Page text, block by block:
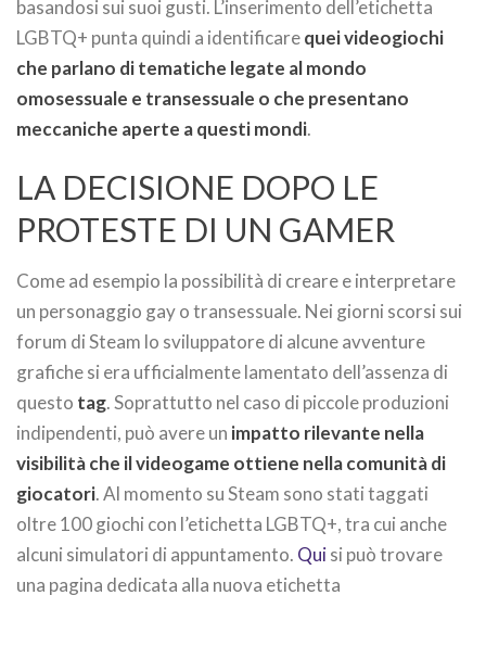
basandosi sui suoi gusti. L’inserimento dell’etichetta
LGBTQ+ punta quindi a identificarequei videogiochi
che parlano di tematiche legate al mondo
omosessuale e transessuale o che presentano
meccaniche aperte a questi mondi.
LA DECISIONE DOPO LE
PROTESTE DI UN GAMER
Come ad esempio la possibilità di creare e interpretare
un personaggio gay o transessuale. Nei giorni scorsi sui
forum di Steam lo sviluppatore di alcune avventure
grafiche si era ufficialmente lamentato dell’assenza di
questo tag. Soprattutto nel caso di piccole produzioni
indipendenti, può avere un impatto rilevante nella
visibilità che il videogame ottiene nella comunità di
giocatori. Al momento su Steam sono stati taggati
oltre 100 giochi con l’etichetta LGBTQ+, tra cui anche
alcuni simulatori di appuntamento. Quisi può trovare
una pagina dedicata alla nuova etichetta